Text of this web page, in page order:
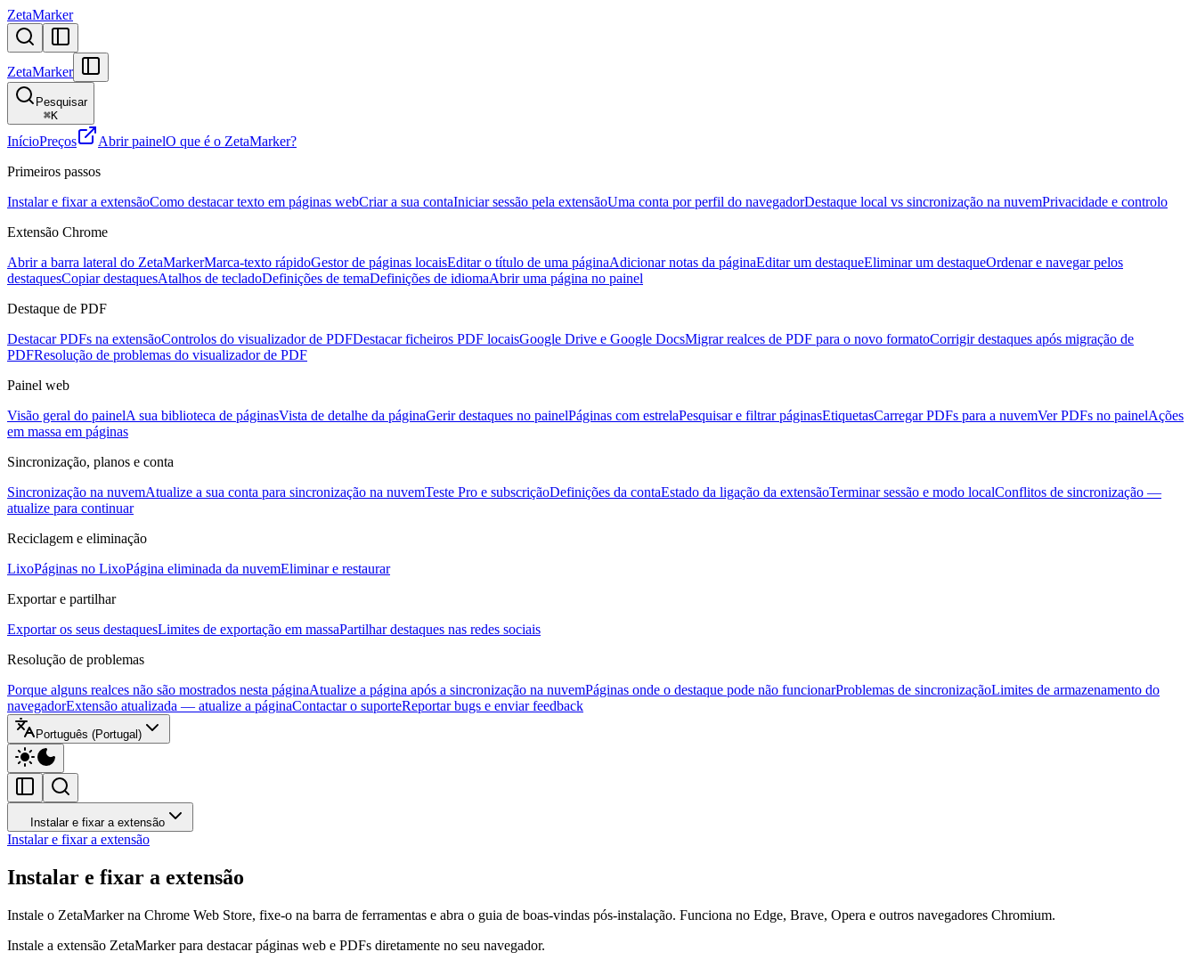
ZetaMarker
ZetaMarker
Pesquisar
⌘K
InícioPreços Abrir painelO que é o ZetaMarker?
Primeiros passos
Instalar e fixar a extensãoComo destacar texto em páginas webCriar a sua contaIniciar sessão pela extensãoUma conta por perfil do navegadorDestaque local vs sincronização na nuvemPrivacidade e controlo
Extensão Chrome
Abrir a barra lateral do ZetaMarkerMarca-texto rápidoGestor de páginas locaisEditar o título de uma páginaAdicionar notas da páginaEditar um destaqueEliminar um destaqueOrdenar e navegar pelos
destaquesCopiar destaquesAtalhos de tecladoDefinições de temaDefinições de idiomaAbrir uma página no painel
Destaque de PDF
Destacar PDFs na extensãoControlos do visualizador de PDFDestacar ficheiros PDF locaisGoogle Drive e Google DocsMigrar realces de PDF para o novo formatoCorrigir destaques após migração de
PDFResolução de problemas do visualizador de PDF
Painel web
Visão geral do painelA sua biblioteca de páginasVista de detalhe da páginaGerir destaques no painelPáginas com estrelaPesquisar e filtrar páginasEtiquetasCarregar PDFs para a nuvemVer PDFs no painelAções
em massa em páginas
Sincronização, planos e conta
Sincronização na nuvemAtualize a sua conta para sincronização na nuvemTeste Pro e subscriçãoDefinições da contaEstado da ligação da extensãoTerminar sessão e modo localConflitos de sincronização —
atualize para continuar
Reciclagem e eliminação
LixoPáginas no LixoPágina eliminada da nuvemEliminar e restaurar
Exportar e partilhar
Exportar os seus destaquesLimites de exportação em massaPartilhar destaques nas redes sociais
Resolução de problemas
Porque alguns realces não são mostrados nesta páginaAtualize a página após a sincronização na nuvemPáginas onde o destaque pode não funcionarProblemas de sincronizaçãoLimites de armazenamento do
navegadorExtensão atualizada — atualize a páginaContactar o suporteReportar bugs e enviar feedback
Português (Portugal)
Instalar e fixar a extensão
Instalar e fixar a extensão
Instalar e fixar a extensão
Instale o ZetaMarker na Chrome Web Store, fixe-o na barra de ferramentas e abra o guia de boas-vindas pós-instalação. Funciona no Edge, Brave, Opera e outros navegadores Chromium.
Instale a extensão ZetaMarker para destacar páginas web e PDFs diretamente no seu navegador.